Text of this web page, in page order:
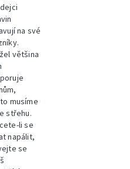
na své
většina
musíme
střehu.
li se
napálit,
se